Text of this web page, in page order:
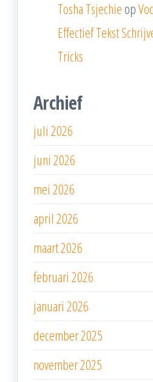
Tosha Tsjechie op
Effectief Tekst
Tricks
Archief
juli 2026
juni 2026
mei 2026
april 2026
maart 2026
februari 2026
januari 2026
december 2025
november 2025